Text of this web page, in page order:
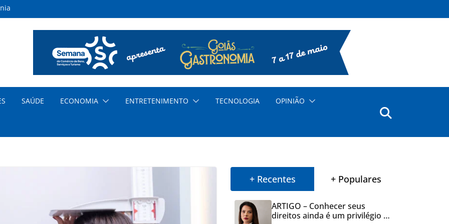
SAÚDE ECONOMIA ENTRETENIMENTO TECNOLOGIA OPINIÃO
+ Recentes + Populares
ARTIGO – Conhecer seus
direitos ainda é um privilégio no